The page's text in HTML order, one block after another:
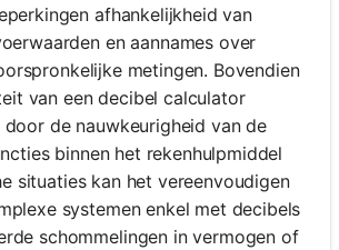
afhankelijkheid van
en aannames over
metingen. Bovendien
van een decibel calculator
de nauwkeurigheid van de
binnen het rekenhulpmiddel
situaties kan het vereenvoudigen
systemen enkel met decibels
schommelingen in vermogen of